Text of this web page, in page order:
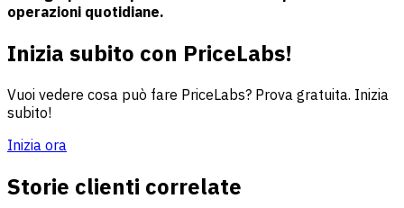
operazioni quotidiane.
Inizia subito con PriceLabs!
Vuoi vedere cosa può fare PriceLabs? Prova gratuita. Inizia
subito!
Inizia ora
Storie clienti correlate